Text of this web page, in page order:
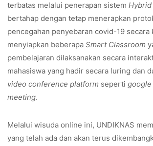
terbatas melalui penerapan sistem
bertahap dengan tetap menerapkan
pencegahan penyebaran covid-19 secara
menyiapkan beberapa Smart Classroom
pembelajaran dilaksanakan secara
mahasiswa yang hadir secara luring dan
video conference platform seperti
meeting.
Melalui wisuda online ini, UNDIKNAS
yang telah ada dan akan terus